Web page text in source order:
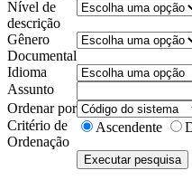
Nível de
descrição
Gênero
Documental
Idioma
Assunto
Ordenar por
Critério de
Ordenação
Ascendente